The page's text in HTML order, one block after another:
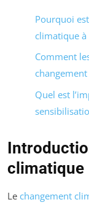
Pourquoi
climatique à
Comment
Quel est
climatique
Le changement